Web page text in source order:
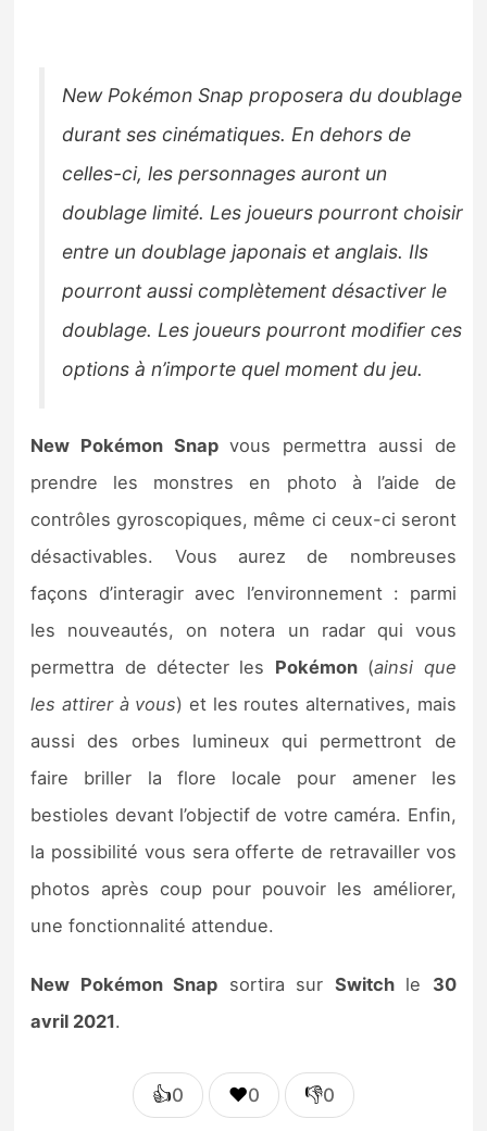
New Pokémon Snap proposera du doublage
durant ses cinématiques. En dehors de
celles-ci, les personnages auront un
doublage limité. Les joueurs pourront choisir
entre un doublage japonais et anglais. Ils
pourront aussi complètement désactiver le
doublage. Les joueurs pourront modifier ces
options à n’importe quel moment du jeu.
New Pokémon Snapvous permettra aussi de
prendre les monstres en photo à l’aide de
contrôles gyroscopiques, même ci ceux-ci seront
désactivables. Vous aurez de nombreuses
façons d’interagir avec l’environnement : parmi
les nouveautés, on notera un radar qui vous
permettra de détecter les Pokémon(ainsi que
les attirer à vous) et les routes alternatives, mais
aussi des orbes lumineux qui permettront de
faire briller la flore locale pour amener les
bestioles devant l’objectif de votre caméra. Enfin,
la possibilité vous sera offerte de retravailler vos
photos après coup pour pouvoir les améliorer,
une fonctionnalité attendue.
New Pokémon Snap sortira sur Switchle 30
avril 2021.
👍0 ❤️0 👎0